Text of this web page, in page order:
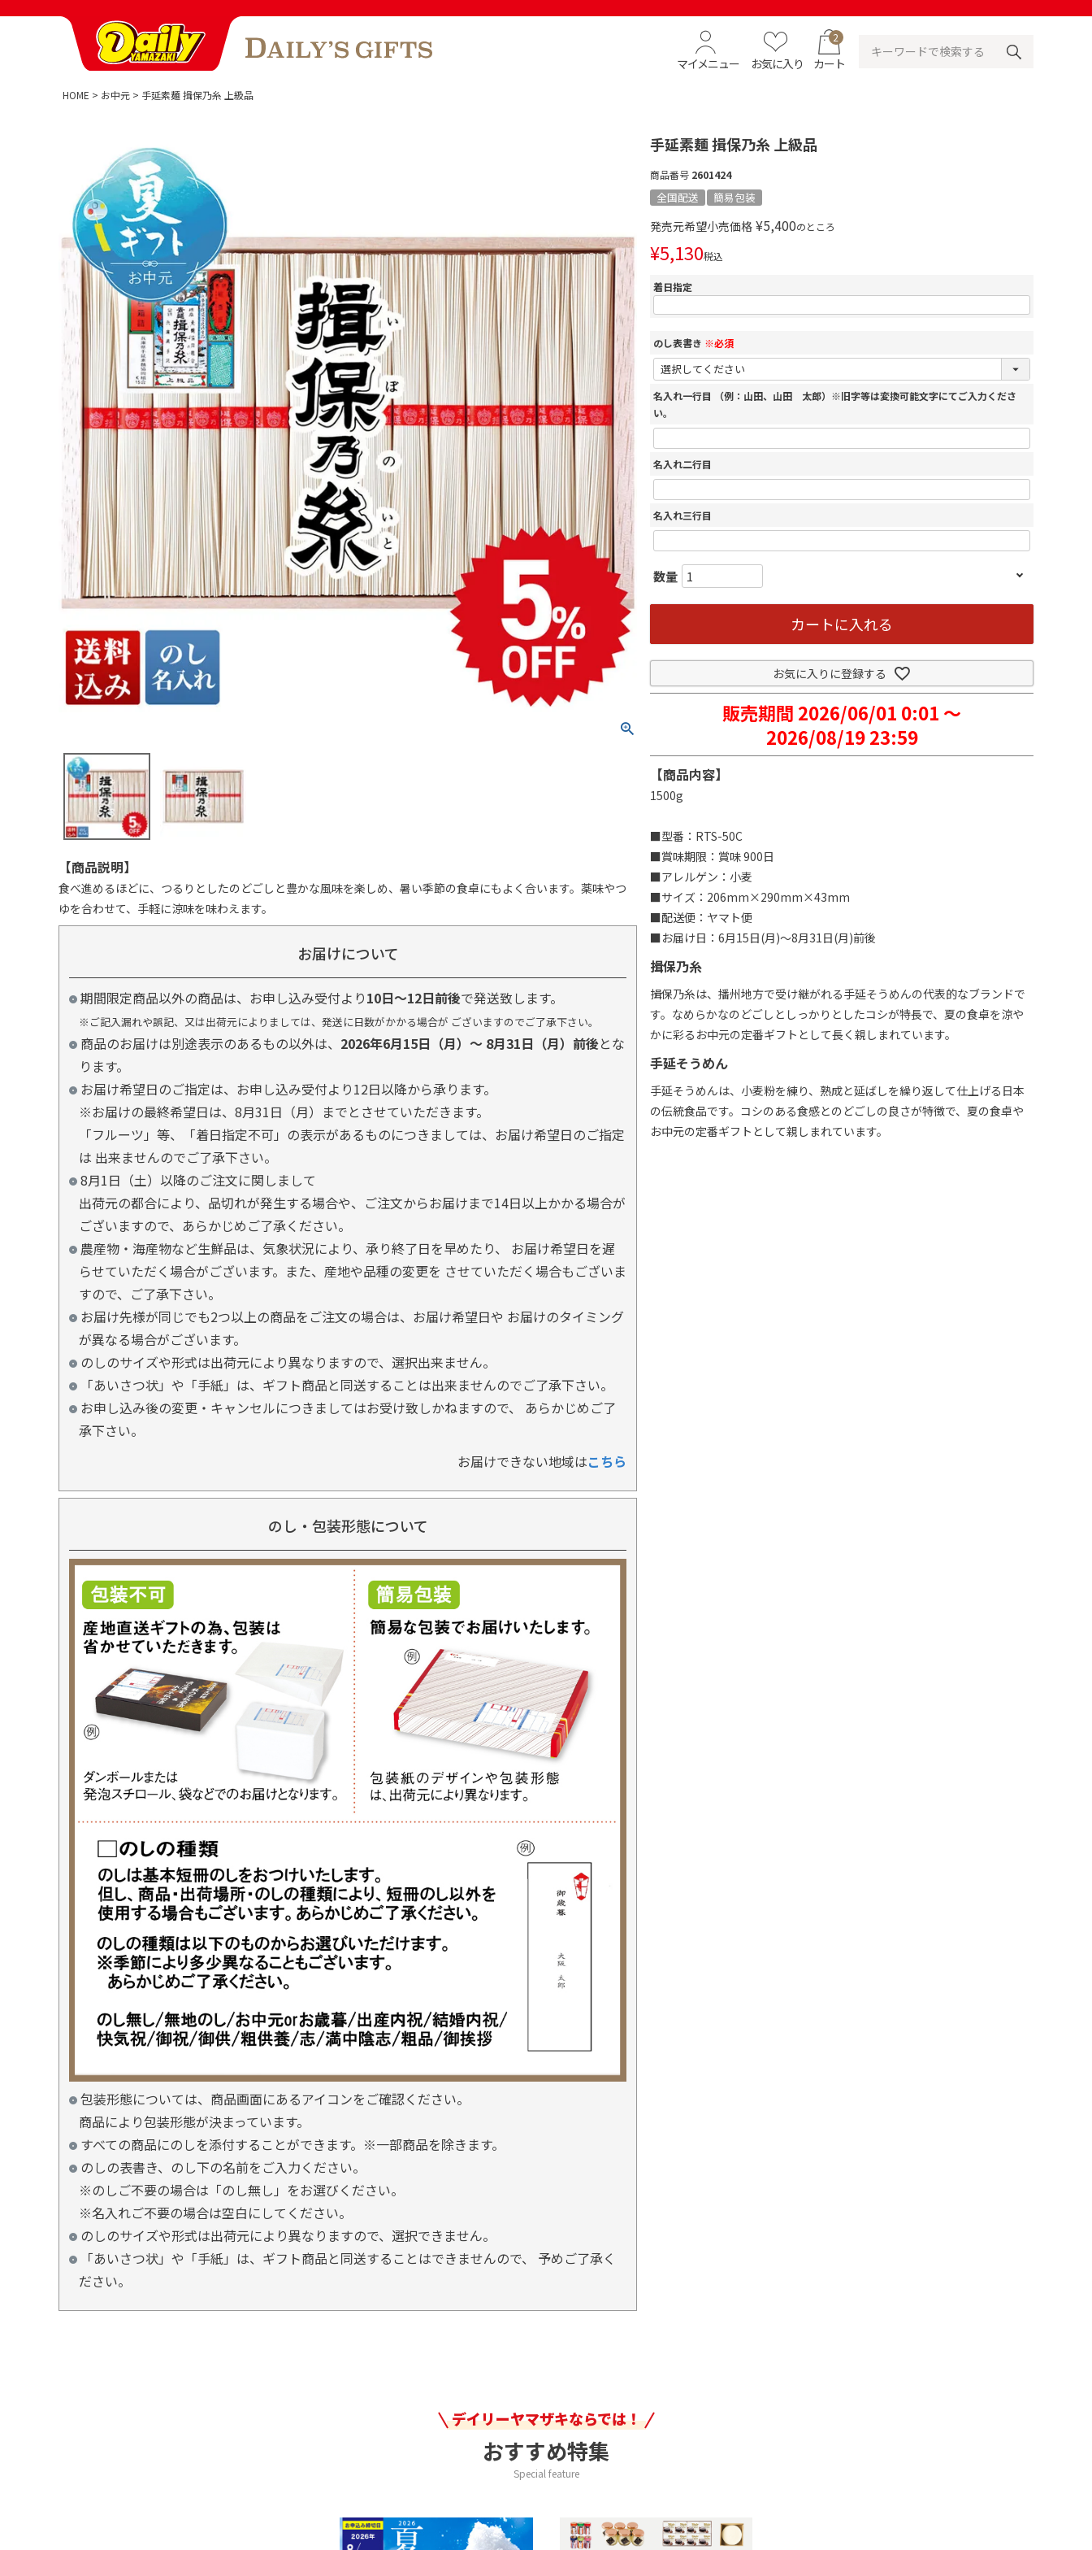
マイメニュー お気に入り
2
カート
HOME お中元 手延素麺 揖保乃糸 上級品
【商品説明】
食べ進めるほどに、つるりとしたのどごしと豊かな風味を楽しめ、暑い季節の食卓にもよく合います。薬味やつ
ゆを合わせて、手軽に涼味を味わえます。
お届けについて
期間限定商品以外の商品は、お申し込み受付より10日～12日前後で発送致します。
※ご記入漏れや誤記、又は出荷元によりましては、発送に日数がかかる場合が ございますのでご了承下さい。
商品のお届けは別途表示のあるもの以外は、 2026年6月15日（月）～ 8月31日（月）前後とな
ります。
お届け希望日のご指定は、お申し込み受付より12日以降から承ります。
※お届けの最終希望日は、8月31日（月）までとさせていただきます。
「フルーツ」等、「着日指定不可」の表示があるものにつきましては、お届け希望日のご指定
は 出来ませんのでご了承下さい。
8月1日（土）以降のご注文に関しまして
出荷元の都合により、品切れが発生する場合や、ご注文からお届けまで14日以上かかる場合が
ございますので、あらかじめご了承ください。
農産物・海産物など生鮮品は、気象状況により、承り終了日を早めたり、 お届け希望日を遅
らせていただく場合がございます。また、産地や品種の変更を させていただく場合もございま
すので、ご了承下さい。
お届け先様が同じでも2つ以上の商品をご注文の場合は、お届け希望日や お届けのタイミング
が異なる場合がございます。
のしのサイズや形式は出荷元により異なりますので、選択出来ません。
「あいさつ状」や「手紙」は、ギフト商品と同送することは出来ませんのでご了承下さい。
お申し込み後の変更・キャンセルにつきましてはお受け致しかねますので、 あらかじめご了
承下さい。
お届けできない地域はこちら
のし・包装形態について
包装形態については、商品画面にあるアイコンをご確認ください。
商品により包装形態が決まっています。
すべての商品にのしを添付することができます。※一部商品を除きます。
のしの表書き、のし下の名前をご入力ください。
※のしご不要の場合は「のし無し」をお選びください。
※名入れご不要の場合は空白にしてください。
のしのサイズや形式は出荷元により異なりますので、選択できません。
「あいさつ状」や「手紙」は、ギフト商品と同送することはできませんので、 予めご了承く
ださい。
手延素麺 揖保乃糸 上級品
商品番号 2601424
全国配送 簡易包装
発売元希望小売価格 ¥5,400のところ
¥5,130税込
着日指定
のし表書き ※必須
名入れ一行目 （例：山田、山田 太郎）※旧字等は変換可能文字にてご入力くださ
い。
名入れ二行目
名入れ三行目
カートに入れる
お気に入りに登録する
販売期間 2026/06/01 0:01 〜
2026/08/19 23:59
【商品内容】
1500g
■型番：RTS-50C
■賞味期限：賞味 900日
■アレルゲン：小麦
■サイズ：206mm×290mm×43mm
■配送便：ヤマト便
■お届け日：6月15日(月)～8月31日(月)前後
揖保乃糸
揖保乃糸は、播州地方で受け継がれる手延そうめんの代表的なブランドで
す。なめらかなのどごしとしっかりとしたコシが特長で、夏の食卓を涼や
かに彩るお中元の定番ギフトとして長く親しまれています。
手延そうめん
手延そうめんは、小麦粉を練り、熟成と延ばしを繰り返して仕上げる日本
の伝統食品です。コシのある食感とのどごしの良さが特徴で、夏の食卓や
お中元の定番ギフトとして親しまれています。
デイリーヤマザキならでは！
おすすめ特集
Special feature